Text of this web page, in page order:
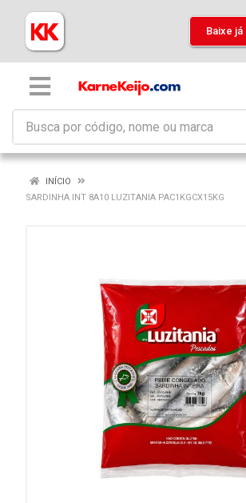
Baixe
INÍCIO
SARDINHA INT 8A10 LUZITANIA PAC1KGCX15KG